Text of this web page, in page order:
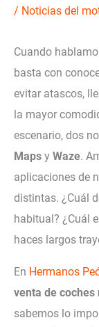
/ Noticias del
Cuando
basta con
evitar atascos,
la mayor
escenario, dos
Maps y Waze.
aplicaciones de
distintas. ¿Cuál
habitual? ¿Cuál
haces largos
En Hermanos
venta de coches
sabemos lo